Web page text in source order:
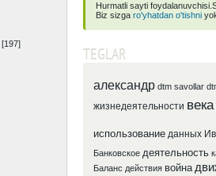
[197]
Hurmatli sayti
Biz sizga ro'yhatdan o'tishni
TEGLAR
александр dtm savollar
жизнедеятельности века
использование данных
Банковское деятельность
Баланс действия война